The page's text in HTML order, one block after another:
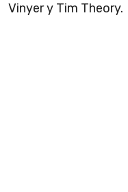
Vinyer y Tim Theory.